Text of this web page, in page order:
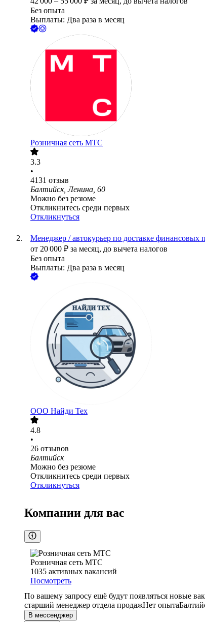
Без опыта
Выплаты: Два раза в месяц
Розничная сеть МТС
3.3
•
4131 отзыв
Балтийск, Ленина, 60
Можно без резюме
Откликнитесь среди первых
Откликнуться
Менеджер / автокурьер по доставке финансовых
от 20 000 ₽ за месяц, до вычета налогов
Без опыта
Выплаты: Два раза в месяц
ООО Найди Тех
4.8
•
26 отзывов
Балтийск
Можно без резюме
Откликнитесь среди первых
Откликнуться
Компании для вас
Розничная сеть МТС
1035 активных вакансий
Посмотреть
По вашему запросу ещё будут появляться новые
старший менеджер отдела продажНет опыта
В мессенджер